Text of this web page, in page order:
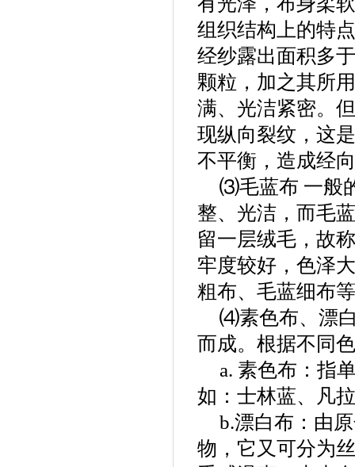
组织结构上的特
经纱露出面积多
颗粒，加之其所
满、光洁紧密。
现纵向裂纹，这
不平衡，造成经
⑶毛蓝布 一般
整、光洁，而毛
留一层绒毛，故
牢度较好，色泽
粗布、毛蓝细布
⑷素色布、漂
而成。根据不同
a. 素色布：指
如：士林蓝、凡
b.漂白布：由
物，它又可分为